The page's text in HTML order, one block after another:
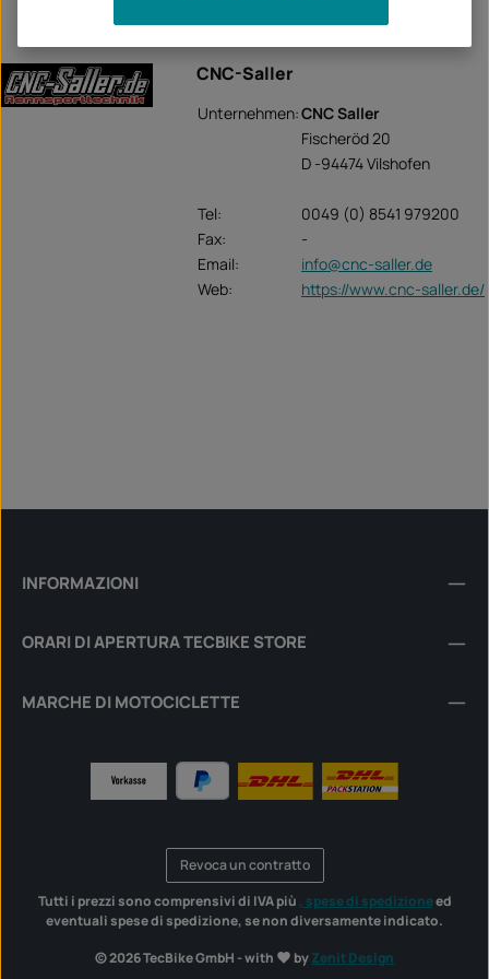
CNC-Saller
Unternehmen:CNC Saller
Fischeröd 20
D -94474 Vilshofen
Tel:
0049 (0) 8541 979200
Fax:
-
Email:
info@cnc-saller.de
Web:
https://www.cnc-saller.de/
INFORMAZIONI
ORARI DI APERTURA TECBIKE STORE
MARCHE DI MOTOCICLETTE
Revoca un contratto
© 2026 TecBike GmbH - with byZenit Design
Tutti i prezzi sono comprensivi di IVA più , spese di spedizioneed
eventuali spese di spedizione, se non diversamente indicato.